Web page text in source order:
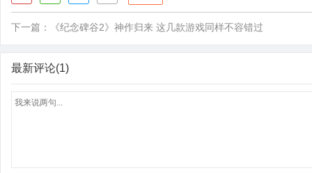
下一篇： 《纪念碑谷2》神作归来 这几款游戏同样不容错过
最新评论(1)